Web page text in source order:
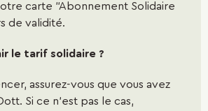
pour le compte du SMMAG et par
grenobloise.
carte "Abonnement Solidaire
de validité.
le tarif solidaire ?
assurez-vous que vous avez
Si ce n’est pas le cas,